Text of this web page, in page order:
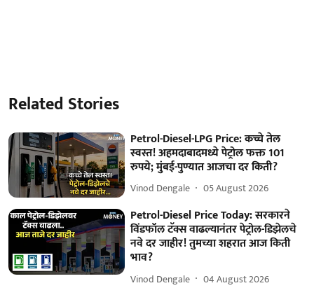
Related Stories
Petrol-Diesel-LPG Price: कच्चे तेल
स्वस्त! अहमदाबादमध्ये पेट्रोल फक्त 101
रुपये; मुंबई-पुण्यात आजचा दर किती?
Vinod Dengale 05 August 2026
Petrol-Diesel Price Today: सरकारने
विंडफॉल टॅक्स वाढल्यानंतर पेट्रोल-डिझेलचे
नवे दर जाहीर! तुमच्या शहरात आज किती
भाव?
Vinod Dengale 04 August 2026